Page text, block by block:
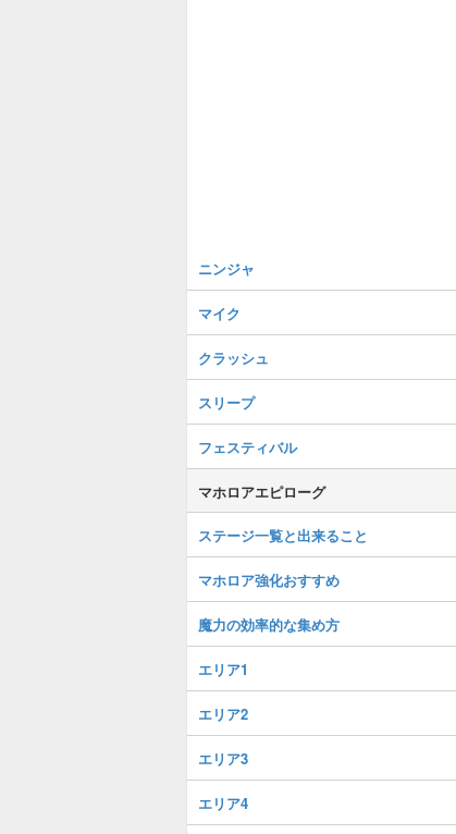
ニンジャ
マイク
クラッシュ
スリープ
フェスティバル
マホロアエピローグ
ステージ一覧と出来ること
マホロア強化おすすめ
魔力の効率的な集め方
エリア1
エリア2
エリア3
エリア4